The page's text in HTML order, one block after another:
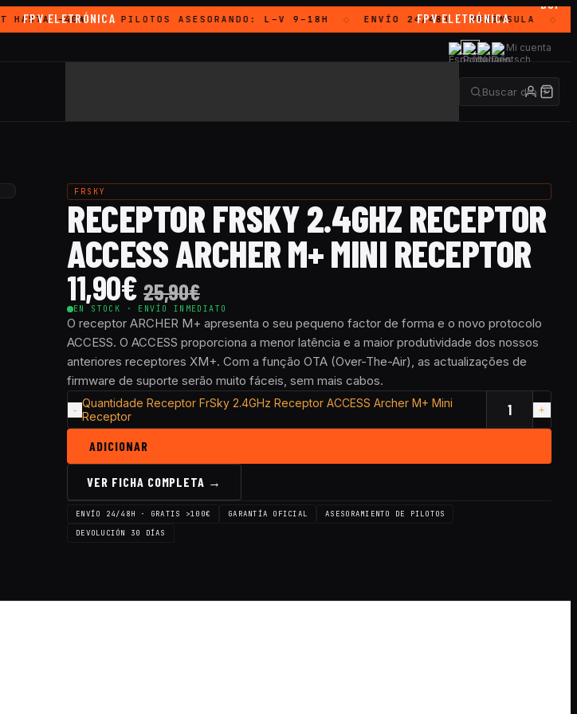
HASTA -40% ◇ PILOTOS ASESORANDO: L–V 9–18H ENVÍO 24/48H · PENÍNSULA
Mi cuenta
FPV ELETRÓNICA
DJI
FPV ELETRÓNICA
FRSKY
RECEPTOR FRSKY 2.4GHZ RECEPTOR
ACCESS ARCHER M+ MINI RECEPTOR
11,90€ 25,90€
EN STOCK · ENVÍO INMEDIATO
O receptor ARCHER M+ apresenta o seu pequeno factor de forma e o novo protocolo
ACCESS. O ACCESS proporciona a menor latência e a maior produtividade dos nossos
anteriores receptores XM+. Com a função OTA (Over-The-Air), as actualizações de
firmware de suporte serão muito fáceis, sem mais cabos.
Quantidade Receptor FrSky 2.4GHz Receptor ACCESS Archer M+ Mini
Receptor
ADICIONAR
VER FICHA COMPLETA →
ENVÍO 24/48H · GRATIS >100€ GARANTÍA OFICIAL
ASESORAMIENTO DE PILOTOS
DEVOLUCIÓN 30 DÍAS